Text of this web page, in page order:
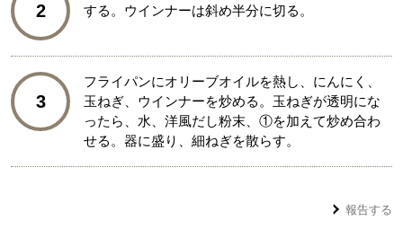
2 する。ウインナーは斜め半分に切る。
3
フライパンにオリーブオイルを熱し、にんにく、
玉ねぎ、ウインナーを炒める。玉ねぎが透明にな
ったら、水、洋風だし粉末、①を加えて炒め合わ
せる。器に盛り、細ねぎを散らす。
報告する